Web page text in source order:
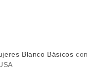
Blanco Básicos con